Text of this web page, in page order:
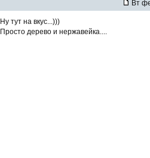
Вт
Ну тут на вкус...)))
Просто дерево и нержавейка....